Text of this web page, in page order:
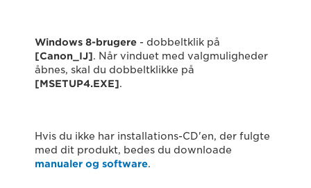
Windows 8-brugere - dobbeltklik på
[Canon_IJ]. Når vinduet med valgmuligheder
åbnes, skal du dobbeltklikke på
[MSETUP4.EXE].
Hvis du ikke har installations-CD'en, der fulgte
med dit produkt, bedes du downloade
manualer og software.